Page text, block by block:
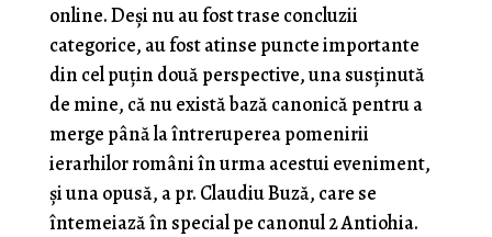
online. Deși nu au fost trase concluzii
categorice, au fost atinse puncte importante
din cel puțin două perspective, una susținută
de mine, că nu există bază canonică pentru a
merge până la întreruperea pomenirii
ierarhilor români în urma acestui eveniment,
și una opusă, a pr. Claudiu Buză, care se
întemeiază în special pe canonul 2 Antiohia.